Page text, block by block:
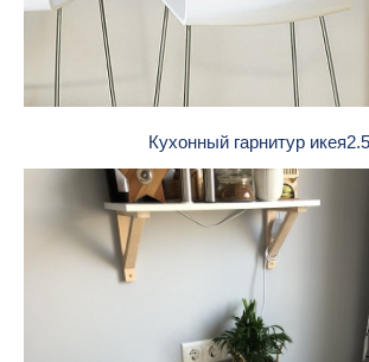
Кухонный гарнитур